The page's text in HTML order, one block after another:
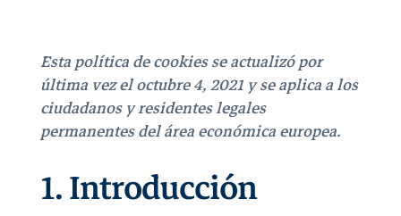
Esta política de cookies se actualizó por
última vez el octubre 4, 2021 y se aplica a los
ciudadanos y residentes legales
permanentes del área económica europea.
1. Introducción